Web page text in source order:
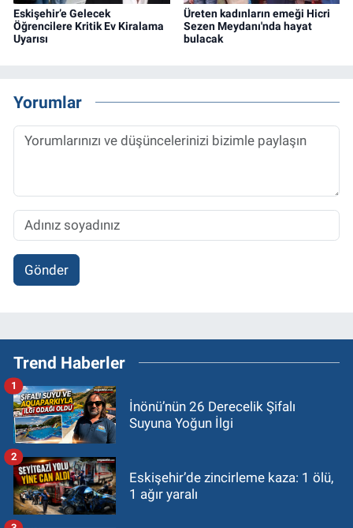
Eskişehir’e Gelecek
Öğrencilere Kritik Ev Kiralama
Uyarısı
Üreten kadınların emeği Hicri
Sezen Meydanı'nda hayat
bulacak
Yorumlar
Gönder
Trend Haberler
İnönü’nün 26 Derecelik Şifalı
Suyuna Yoğun İlgi
1
Eskişehir’de zincirleme kaza: 1 ölü,
1 ağır yaralı
2